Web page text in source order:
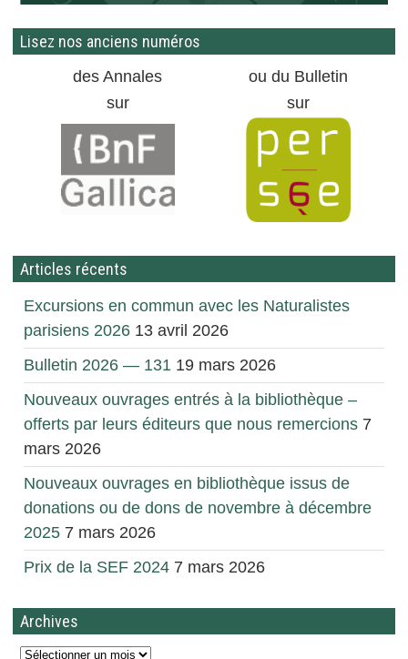
Lisez nos anciens numéros
des Annales
ou du Bulletin
sur
sur
Articles récents
Excursions en commun avec les Naturalistes
parisiens 2026 13 avril 2026
Bulletin 2026 — 131 19 mars 2026
Nouveaux ouvrages entrés à la bibliothèque –
offerts par leurs éditeurs que nous remercions 7
mars 2026
Nouveaux ouvrages en bibliothèque issus de
donations ou de dons de novembre à décembre
2025 7 mars 2026
Prix de la SEF 2024 7 mars 2026
Archives